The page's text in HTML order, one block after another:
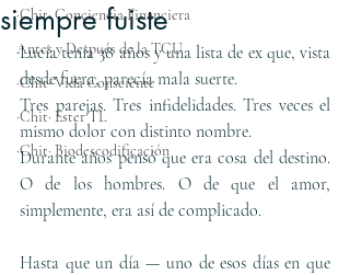
·Chit· Conciencia Financiera
Antes y Después de la TCU
·Chit· Vida Consciente
·Chit· Ester TL
·Chit· Biodescodificación
siempre fuiste
Lucía tenía 38 años y una lista de ex que, vista
desde fuera, parecía mala suerte.
Tres parejas. Tres infidelidades. Tres veces el
mismo dolor con distinto nombre.
Durante años pensó que era cosa del destino.
O de los hombres. O de que el amor,
simplemente, era así de complicado.
Hasta que un día — uno de esos días en que